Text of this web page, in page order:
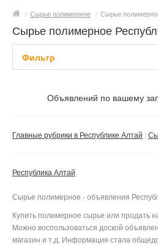
Еще
/ Сырье полимерное / Сырье
Сырье полимерное
Фильтр
Объявлений по вашему
Главные рубрики в Республике Алтай
Республика Алтай
Сырье полимерное - объявления
Купить полимерное сырье или продать
Можно воспользоваться доской
магазин и т.д. Информация стала